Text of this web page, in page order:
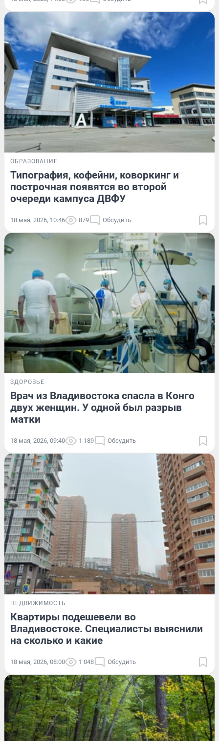
ОБРАЗОВАНИЕ
Типография, кофейни, коворкинг и
построчная появятся во второй
очереди кампуса ДВФУ
18 мая, 2026, 10:46 879 Обсудить
ЗДОРОВЬЕ
Врач из Владивостока спасла в Конго
двух женщин. У одной был разрыв
матки
18 мая, 2026, 09:40 1 189 Обсудить
НЕДВИЖИМОСТЬ
Квартиры подешевели во
Владивостоке. Специалисты выяснили
на сколько и какие
18 мая, 2026, 08:00 1 048 Обсудить